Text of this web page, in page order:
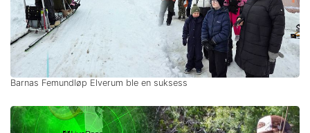
Barnas Femundløp Elverum ble en suksess